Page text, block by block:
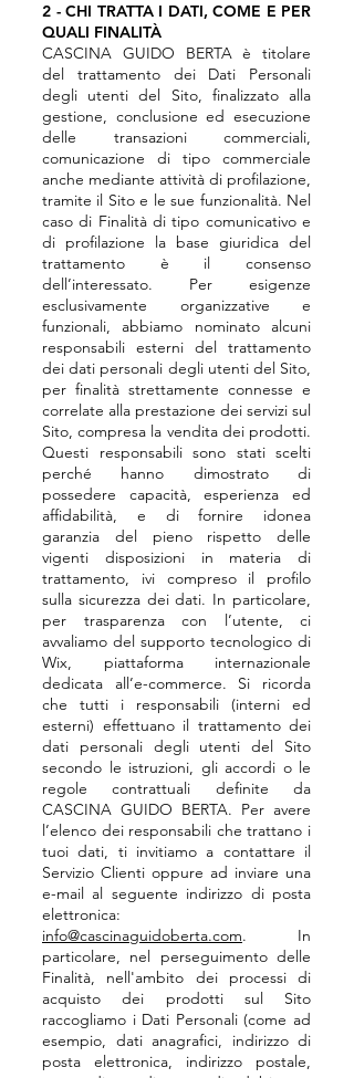
2 - CHI TRATTA I DATI, COME E PER
QUALI FINALITÀ
CASCINA GUIDO BERTA è titolare
del trattamento dei Dati Personali
degli utenti del Sito, finalizzato alla
gestione, conclusione ed esecuzione
delle transazioni commerciali,
comunicazione di tipo commerciale
anche mediante attività di profilazione,
tramite il Sito e le sue funzionalità. Nel
caso di Finalità di tipo comunicativo e
di profilazione la base giuridica del
trattamento è il consenso
dell’interessato. Per esigenze
esclusivamente organizzative e
funzionali, abbiamo nominato alcuni
responsabili esterni del trattamento
dei dati personali degli utenti del Sito,
per finalità strettamente connesse e
correlate alla prestazione dei servizi sul
Sito, compresa la vendita dei prodotti.
Questi responsabili sono stati scelti
perché hanno dimostrato di
possedere capacità, esperienza ed
affidabilità, e di fornire idonea
garanzia del pieno rispetto delle
vigenti disposizioni in materia di
trattamento, ivi compreso il profilo
sulla sicurezza dei dati. In particolare,
per trasparenza con l’utente, ci
avvaliamo del supporto tecnologico di
Wix, piattaforma internazionale
dedicata all’e-commerce. Si ricorda
che tutti i responsabili (interni ed
esterni) effettuano il trattamento dei
dati personali degli utenti del Sito
secondo le istruzioni, gli accordi o le
regole contrattuali definite da
CASCINA GUIDO BERTA. Per avere
l’elenco dei responsabili che trattano i
tuoi dati, ti invitiamo a contattare il
Servizio Clienti oppure ad inviare una
e-mail al seguente indirizzo di posta
elettronica:
info@cascinaguidoberta.com. In
particolare, nel perseguimento delle
Finalità, nell'ambito dei processi di
acquisto dei prodotti sul Sito
raccogliamo i Dati Personali (come ad
esempio, dati anagrafici, indirizzo di
posta elettronica, indirizzo postale,